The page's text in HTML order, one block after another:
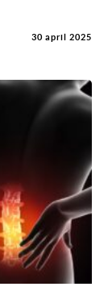
30 april 2025